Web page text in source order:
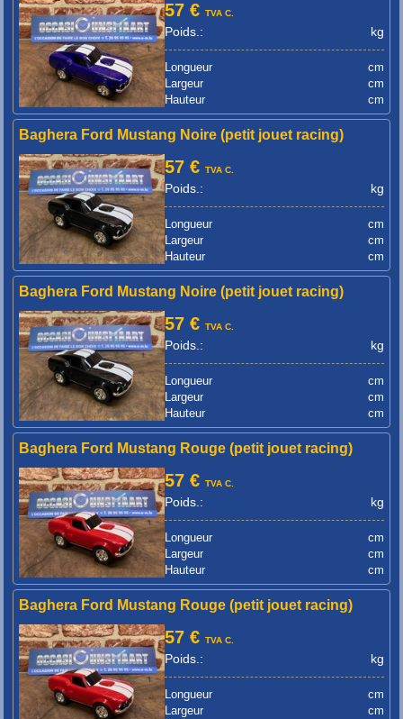
57 €TVA C.
Poids.: kg
Longueur
cm
Largeur
cm
Hauteur
cm
Baghera Ford Mustang Noire (petit jouet racing)
57 €TVA C.
Poids.: kg
Longueur
cm
Largeur
cm
Hauteur
cm
Baghera Ford Mustang Noire (petit jouet racing)
57 €TVA C.
Poids.: kg
Longueur
cm
Largeur
cm
Hauteur
cm
Baghera Ford Mustang Rouge (petit jouet racing)
57 €TVA C.
Poids.: kg
Longueur
cm
Largeur
cm
Hauteur
cm
Baghera Ford Mustang Rouge (petit jouet racing)
57 €TVA C.
Poids.: kg
Longueur
cm
Largeur
cm